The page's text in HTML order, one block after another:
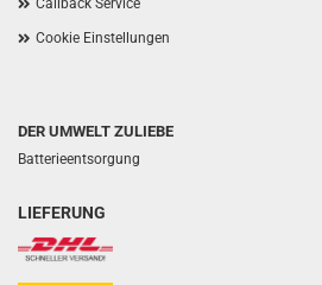
Callback Service
Cookie Einstellungen
DER UMWELT ZULIEBE
Batterieentsorgung
LIEFERUNG